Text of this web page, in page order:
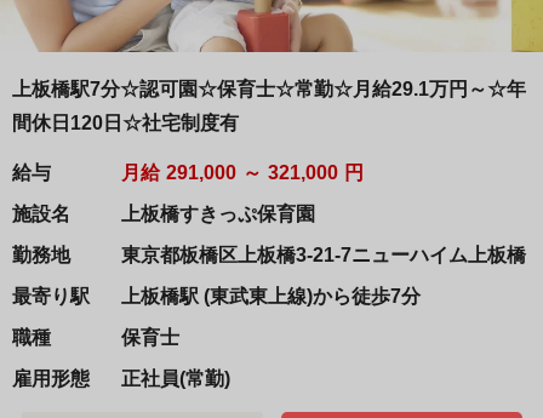
上板橋駅7分☆認可園☆保育士☆常勤☆月給29.1万円～☆年
間休日120日☆社宅制度有
給与 月給 291,000 ～ 321,000 円
施設名
上板橋すきっぷ保育園
勤務地
東京都板橋区上板橋3-21-7ニューハイム上板橋
最寄り駅
上板橋駅 (東武東上線)から徒歩7分
職種
保育士
雇用形態
正社員(常勤)